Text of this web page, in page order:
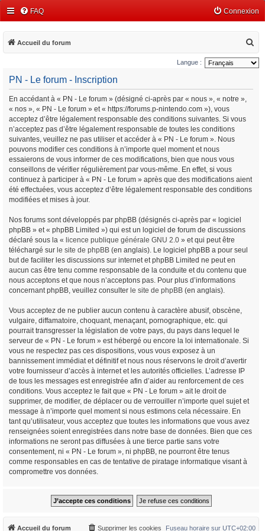
FAQ Connexion
Accueil du forum
e
c
Langue :
PN - Le forum - Inscription
En accédant à « PN - Le forum » (désigné ci-après par « nous », « notre »,
« nos », « PN - Le forum » et « https://forums.p-nintendo.com »), vous
acceptez d’être légalement responsable des conditions suivantes. Si vous
n’acceptez pas d’être légalement responsable de toutes les conditions
suivantes, veuillez ne pas utiliser et accéder à « PN - Le forum ». Nous
pouvons modifier ces conditions à n’importe quel moment et nous
essaierons de vous informer de ces modifications, bien que nous vous
conseillons de vérifier régulièrement par vous-même. En effet, si vous
continuez à participer à « PN - Le forum » après que des modifications aient
été effectuées, vous acceptez d’être légalement responsable des conditions
modifiées et mises à jour.
Nos forums sont développés par phpBB (désignés ci-après par « logiciel
phpBB » et « phpBB Limited ») qui est un logiciel de forum de discussions
déclaré sous la « licence publique générale GNU 2.0 » et qui peut être
téléchargé sur le site de phpBB (en anglais). Le logiciel phpBB a pour seul
but de faciliter les discussions sur internet et phpBB Limited ne peut en
aucun cas être tenu comme responsable de la conduite et du contenu que
nous acceptons et que nous n’acceptons pas. Pour plus d’informations
concernant phpBB, veuillez consulter le site de phpBB (en anglais).
Vous acceptez de ne publier aucun contenu à caractère abusif, obscène,
vulgaire, diffamatoire, choquant, menaçant, pornographique, etc. qui
pourrait transgresser la législation de votre pays, du pays dans lequel le
serveur de « PN - Le forum » est hébergé ou encore la loi internationale. Si
vous ne respectez pas ces dispositions, vous vous exposez à un
bannissement immédiat et définitif et nous nous réservons le droit d’avertir
votre fournisseur d’accès à internet et les autorités officielles. L’adresse IP
de tous les messages est enregistrée afin d’aider au renforcement de ces
conditions. Vous acceptez le fait que « PN - Le forum » ait le droit de
supprimer, de modifier, de déplacer ou de verrouiller n’importe quel sujet et
message à n’importe quel moment si nous estimons cela nécessaire. En
tant qu’utilisateur, vous acceptez que toutes les informations que vous avez
renseignées soient enregistrées dans notre base de données. Bien que ces
informations ne seront pas diffusées à une tierce partie sans votre
consentement, ni « PN - Le forum », ni phpBB, ne pourront être tenus
comme responsables en cas de tentative de piratage informatique visant à
compromettre vos données.
Accueil du forum Fuseau horaire sur UTC+02:00
Supprimer les cookies